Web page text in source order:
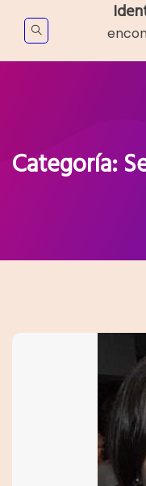
content
Categoría: